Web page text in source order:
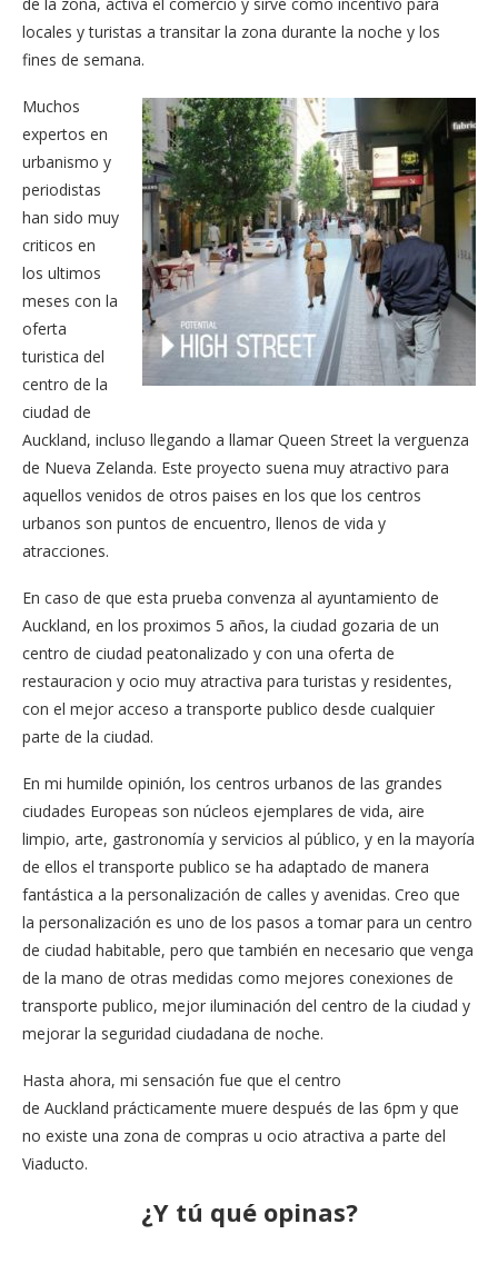
locales y turistas a transitar la zona durante la noche y los
fines de semana.
Muchos
expertos en
urbanismo y
periodistas
han sido muy
criticos en
los ultimos
meses con la
oferta
turistica del
centro de la
ciudad de
Auckland, incluso llegando a llamar Queen Street la verguenza
de Nueva Zelanda. Este proyecto suena muy atractivo para
aquellos venidos de otros paises en los que los centros
urbanos son puntos de encuentro, llenos de vida y
atracciones.
En caso de que esta prueba convenza al ayuntamiento de
Auckland, en los proximos 5 años, la ciudad gozaria de un
centro de ciudad peatonalizado y con una oferta de
restauracion y ocio muy atractiva para turistas y residentes,
con el mejor acceso a transporte publico desde cualquier
parte de la ciudad.
En mi humilde opinión, los centros urbanos de las grandes
ciudades Europeas son núcleos ejemplares de vida, aire
limpio, arte, gastronomía y servicios al público, y en la mayoría
de ellos el transporte publico se ha adaptado de manera
fantástica a la personalización de calles y avenidas. Creo que
la personalización es uno de los pasos a tomar para un centro
de ciudad habitable, pero que también en necesario que venga
de la mano de otras medidas como mejores conexiones de
transporte publico, mejor iluminación del centro de la ciudad y
mejorar la seguridad ciudadana de noche.
Hasta ahora, mi sensación fue que el centro
de Auckland prácticamente muere después de las 6pm y que
no existe una zona de compras u ocio atractiva a parte del
Viaducto.
¿Y tú qué opinas?